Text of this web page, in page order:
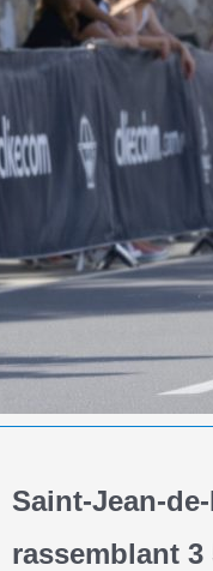
Saint-Jean-
rassemblant